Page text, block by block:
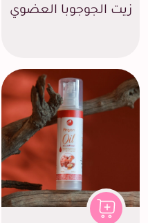
زيت الجوجوبا العضوي